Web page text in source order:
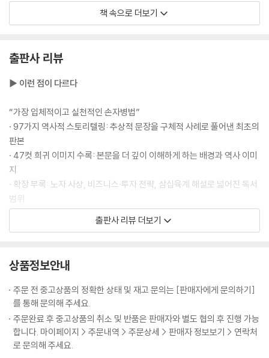
제6편│허실虛實 허실을 꿰뚫어 주도권을 잡아라
· 상대가 원하는 대로 끌려다니지 마라 - 영락제의 몽골 원정
나를 감추어 적을 드러내라
· 속내를 감추고 결정타를 날려라 - 일곱 나라의 반란을 제압한 주아부
흐름을 읽고 허를 찔러라
· 실상을 감추고 허를 꿰뚫어라 - 원수의 손으로 자신의 이름을 빛낸 손빈
제7편│군쟁軍爭 주도권 경쟁의 기술
주도권 경쟁이 승패를 결정한다
· 때로는 돌아가는 길이 가장 빠르다 - 위나라 등애의 우회 전략
· 이로움의 이면에는 해로움이 있다 - 진시황의 만리장성 축조
· 이익으로 적을 움직여라 - 낙양의 두 군웅을 물리친 당 태종
나를 다스리고 적을 다루는 방법
· 힘을 비축해 피로한 적을 상대하라 - 풍이 장군의 외효 진압
『손자병법』의 핵심 사상은 “먼저 필승의 형세를 갖춘 뒤에야 싸움을 시작
전편에 걸쳐 일관적으로 승산 없는 전쟁을 시작해서는 안 되며, 반드시 유
리한 형세를 조성한 뒤에 작전을 실행해야 한다는 확고한 원칙을 제시한
--- p. 24「제1편│계」 중에서
전쟁이란 국가의 대사이다. 수많은 사람의 생사와 국가의 존망이 달린 일
이므로, 반드시 신중하게 살피지 않으면 안 된다. 이를 위해서는 다섯 가지
요소를 기준 삼아 적과 아군 양측의 여러 상황을 비교함으로써 승패를 파
악해야 한다. … 도(道)란 백성들로 하여금 윗사람과 한마음 한뜻이 되어
공생공사하고 두려워하거나 의심하지 않게 만드는 것이다. … 장수는 이
다섯 가지 요소를 모두 깊이 파악해야 한다. 오직 이를 파악한 자만이 전쟁
에서 승리를 획득할 수 있다.
--- p.25-26 「제1편│계」 중에서
불멸의 병법서, 『손자병법』이 첫 장에서 가장 먼저 강조한 일성(一聲)은
넣는 일도 없다. 따라서 전쟁을 함부로 일으켜서는 안 되며, 불가피한 경우
에도 신중하고 또 신중히 임해야 한다. … 전쟁은 이처럼 국민의 생사를 뒤
흔들고 국가의 존속과 멸망을 좌우하는 중대한 일이다. 그러므로 전쟁에
나서기 전에는 반드시 그 승패를 면밀히 따져보아야만 한다. 삶에서도 마
찬가지이다. 되도록 전쟁에 나서지 말되, 피치 못할 순간에는 싸움을 시작
책 속으로 더보기
출판사 리뷰
▶ 이런 점이 다르다
“가장 입체적이고 실천적인 손자병법”
· 97가지 역사적 스토리텔링: 추상적 문장을 구체적 사례로 풀어낸 최초의
판본
· 47컷 희귀 이미지 수록: 본문을 더 깊이 이해하게 하는 배경과 역사 이미
지
· 확장 부록: 노자 사상, 비즈니스·투자 전략, 삼십육계 해설로 넓어진 독서
범위
· 충실한 주석과 원문 병기: 초심자·전문가 모두 만족할 수 있는 엄밀성과
매번 이기는 것보다 중요한 것은
무너져도 다시 일어설 수 있게 하는 인생의 기반
우리는 모두 인생의 전쟁터 한가운데 서 있다. 시험에서 떨어지고, 면접에
서 좌절하고, 믿었던 관계가 깨지고, 투자에서 손실을 보며 삶의 기반이 흔
들린다. 그 순간 인간은 절실히 깨닫는다. 한 번의 승리가 모든 것을 보장하
출판사 리뷰 더보기
상품정보안내
주문 전 중고상품의 정확한 상태 및 재고 문의는 [판매자에게 문의하기]
를 통해 문의해 주세요.
주문완료 후 중고상품의 취소 및 반품은 판매자와 별도 협의 후 진행 가능
합니다. 마이페이지 > 주문내역 > 주문상세 > 판매자 정보보기 > 연락처
로 문의해 주세요.